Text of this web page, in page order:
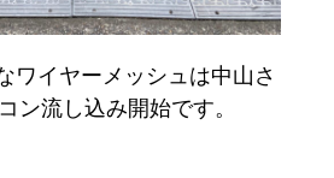
ワイヤーメッシュは中山さ
ン流し込み開始です。